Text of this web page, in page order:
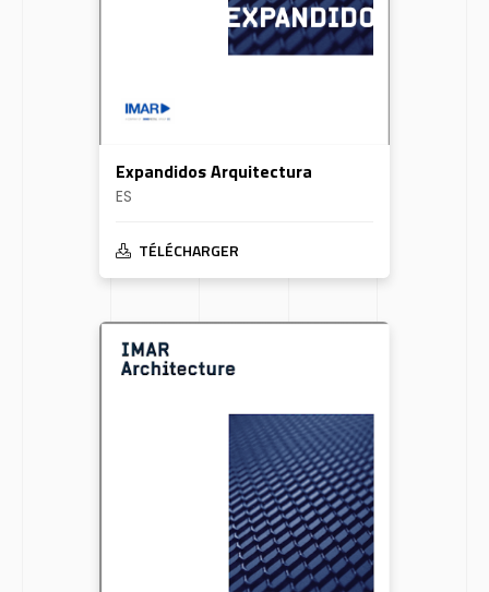
Expandidos Arquitectura
ES
TÉLÉCHARGER